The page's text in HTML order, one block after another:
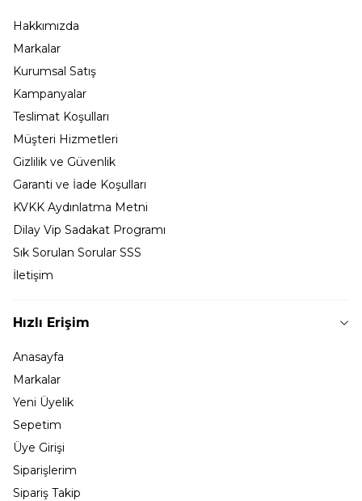
Hakkımızda
Markalar
Kurumsal Satış
Kampanyalar
Teslimat Koşulları
Müşteri Hizmetleri
Gizlilik ve Güvenlik
Garanti ve İade Koşulları
KVKK Aydınlatma Metni
Dilay Vip Sadakat Programı
Sık Sorulan Sorular SSS
İletişim
Hızlı Erişim
Anasayfa
Markalar
Yeni Üyelik
Sepetim
Üye Girişi
Siparişlerim
Sipariş Takip